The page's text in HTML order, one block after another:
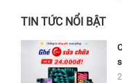
TIN TỨC NỔI BẬT